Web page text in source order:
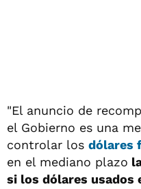
"El anuncio de
el Gobierno es una
controlar los dólares
en el mediano plazo
si los dólares usados